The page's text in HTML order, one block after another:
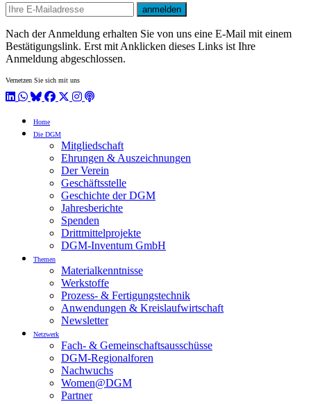
E-mail
anmelden
Nach der Anmeldung erhalten Sie von uns eine E-Mail mit einem
Bestätigungslink. Erst mit Anklicken dieses Links ist Ihre
Anmeldung abgeschlossen.
Vernetzen Sie sich mit uns
LinkedIn
WhatsApp
BlueSky
Facebook
X / Twitter
Instagram
Podcast
Home
Die DGM
Mitgliedschaft
Ehrungen & Auszeichnungen
Der Verein
Geschäftsstelle
Geschichte der DGM
Jahresberichte
Spenden
Drittmittelprojekte
DGM-Inventum GmbH
Themen
Materialkenntnisse
Werkstoffe
Prozess- & Fertigungstechnik
Anwendungen & Kreislaufwirtschaft
Newsletter
Netzwerk
Fach- & Gemeinschaftsausschüsse
DGM-Regionalforen
Nachwuchs
Women@DGM
Partner